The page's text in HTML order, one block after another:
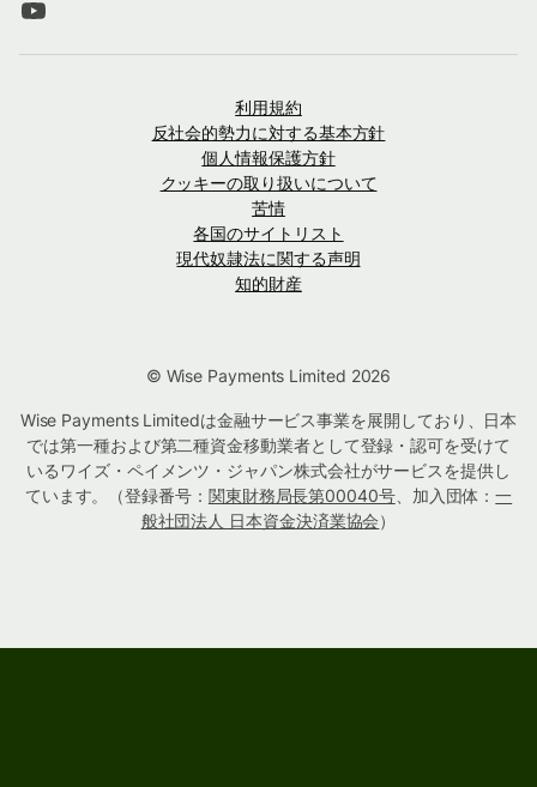
利用規約
反社会的勢力に対する基本方針
個人情報保護方針
クッキーの取り扱いについて
苦情
各国のサイトリスト
現代奴隷法に関する声明
知的財産
© Wise Payments Limited 2026
Wise Payments Limitedは金融サービス事業を展開しており、日本
では第一種および第二種資金移動業者として登録・認可を受けて
いるワイズ・ペイメンツ・ジャパン株式会社がサービスを提供し
ています。（登録番号： 関東財務局長第00040号、加入団体：一
般社団法人 日本資金決済業協会）